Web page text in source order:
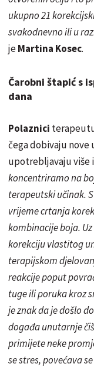
ukupno 21
svakodnevnoili u
jeMartina Kosec.
Čarobni štapić s
dana
Polaznici
čega dobivaju
upotrebljavajuviše
koncentriramo na
terapeutski učinak.
vrijeme crtanja
kombinacije boja.
korekciju vlastitog
terapijskom
reakcije poput
tuge ili poruka kroz
je znak da je došlo
događa unutarnje
primijete neke
se stres, povećava